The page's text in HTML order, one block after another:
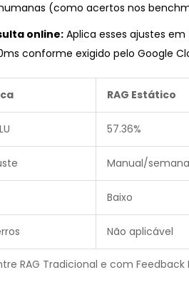
(como acertos nos
online:Aplica esses ajustes
conforme exigido pelo Google
RAG Tradicional e com Feedback
RAG Estático
57.36%
Manual/
Baixo
Não aplicável